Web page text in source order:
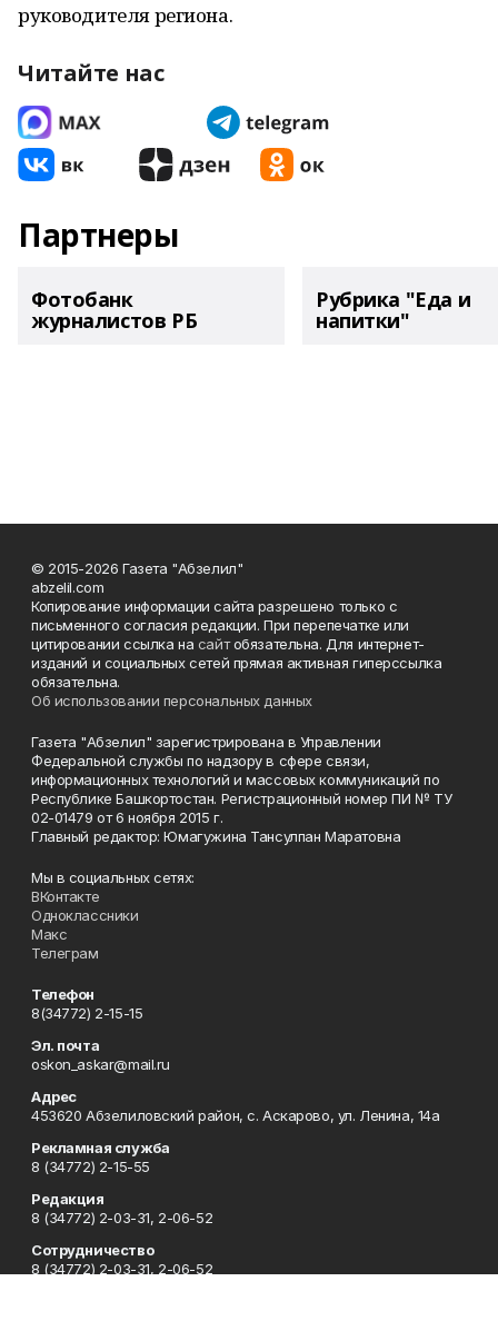
руководителя региона.
Читайте нас
Партнеры
Фотобанк
журналистов РБ
Рубрика "Еда и
напитки"
© 2015-2026 Газета "Абзелил"
abzelil.com
Копирование информации сайта разрешено только с
письменного согласия редакции. При перепечатке или
цитировании ссылка на сайтобязательна. Для интернет-
изданий и социальных сетей прямая активная гиперссылка
обязательна.
Об использовании персональных данных
Газета "Абзелил" зарегистрирована в Управлении
Федеральной службы по надзору в сфере связи,
информационных технологий и массовых коммуникаций по
Республике Башкортостан. Регистрационный номер ПИ № ТУ
02-01479 от 6 ноября 2015 г.
Главный редактор: Юмагужина Тансулпан Маратовна
Мы в социальных сетях:
ВКонтакте
Одноклассники
Макс
Телеграм
Телефон
8(34772) 2-15-15
Эл. почта
oskon_askar@mail.ru
Адрес
453620 Абзелиловский район, с. Аскарово, ул. Ленина, 14а
Рекламная служба
8 (34772) 2-15-55
Редакция
8 (34772) 2-03-31, 2-06-52
Сотрудничество
8 (34772) 2-03-31, 2-06-52